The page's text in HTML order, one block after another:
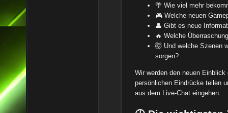
🌴 Wie viel mehr
🎮 Welche neuen
👤 Gibt es neue
🔥 Welche
🤯 Und welche Szenen
sorgen?
Wir werden den neuen
persönlichen Eindrücke teilen
aus dem Live-Chat eingehen.